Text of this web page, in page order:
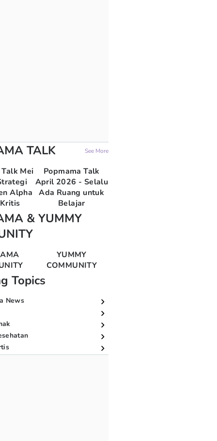
TALK See More
Mei
Alpha
Popmama Talk
April 2026 - Selalu
Ada Ruang untuk
Belajar
& YUMMY
YUMMY
COMMUNITY
Topics
News